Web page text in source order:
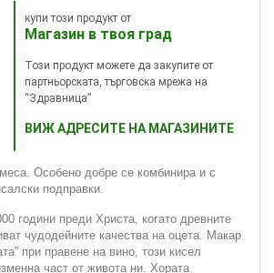
купи този продукт от
Магазин в твоя град
Този продукт можете да закупите от
партньорската, търговска мрежа на
“Здравница”
ВИЖ АДРЕСИТЕ НА МАГАЗИНИТЕ
Особено добре се комбинира и с
подправки.
години преди Христа, когато древните
чудодейните качества на оцета. Макар
при правене на вино, този кисел
част от живота ни. Хората